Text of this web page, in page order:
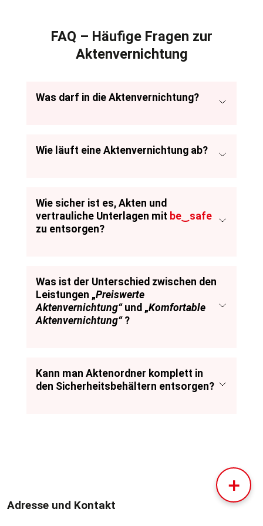
＋
FAQ – Häufige Fragen zur
Aktenvernichtung
Was darf in die Aktenvernichtung?
Wie läuft eine Aktenvernichtung ab?
Wie sicher ist es, Akten und
vertrauliche Unterlagen mit be‿safe
zu entsorgen?
Was ist der Unterschied zwischen den
Leistungen „Preiswerte
Aktenvernichtung“und „Komfortable
Aktenvernichtung“?
Kann man Aktenordner komplett in
den Sicherheitsbehältern entsorgen?
Adresse und Kontakt